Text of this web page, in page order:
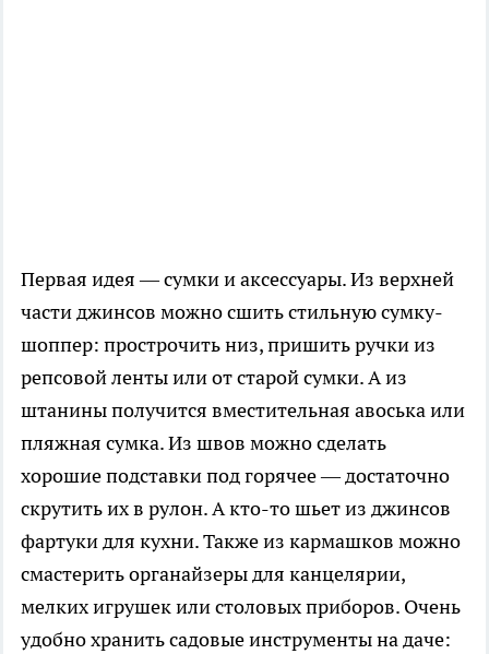
Первая идея — сумки и аксессуары. Из верхней
части джинсов можно сшить стильную сумку-
шоппер: прострочить низ, пришить ручки из
репсовой ленты или от старой сумки. А из
штанины получится вместительная авоська или
пляжная сумка. Из швов можно сделать
хорошие подставки под горячее — достаточно
скрутить их в рулон. А кто-то шьет из джинсов
фартуки для кухни. Также из кармашков можно
смастерить органайзеры для канцелярии,
мелких игрушек или столовых приборов. Очень
удобно хранить садовые инструменты на даче: